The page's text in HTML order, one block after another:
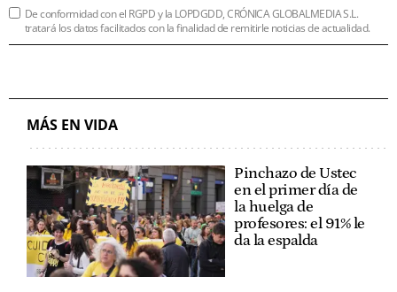
De conformidad con el RGPD y la LOPDGDD, CRÓNICA GLOBALMEDIA S.L.
tratará los datos facilitados con la finalidad de remitirle noticias de actualidad.
MÁS EN VIDA
Pinchazo de Ustec
en el primer día de
la huelga de
profesores: el 91% le
da la espalda